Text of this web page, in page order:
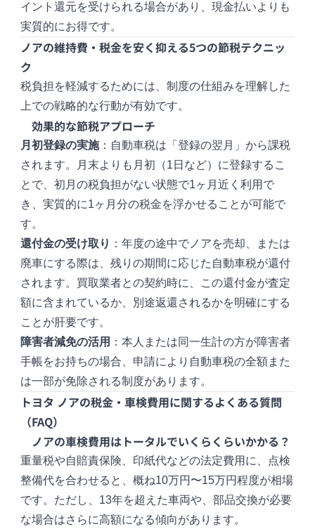
イント還元を受けられる場合があり、現金払いよりも
実質的にお得です。
ノアの維持費・税金を安く抑える5つの節税テクニッ
ク
税負担を軽減するためには、制度の仕組みを理解した
上での戦略的な行動が有効です。
効果的な節税アプローチ
月初登録の実施：自動車税は「登録の翌月」から課税
されます。月末よりも月初（1日など）に登録するこ
とで、初月の税負担がない状態で1ヶ月近く利用で
き、実質的に1ヶ月分の税金を浮かせることが可能で
す。
還付金の受け取り ：年度の途中でノアを売却、または
廃車にする際は、残りの期間に応じた自動車税が還付
されます。買取業者との契約時に、この還付金が査定
額に含まれているか、別途返還されるかを明確にする
ことが肝要です。
障害者減免の活用 ：本人または同一生計の方が障害者
手帳をお持ちの場合、申請により自動車税の全額また
は一部が免除される制度があります。
トヨタ ノアの税金・車検費用に関するよくある質問
（FAQ）
ノアの車検費用はトータルでいくらくらいかかる？
重量税や自賠責保険、印紙代などの法定費用に、点検
整備代を合わせると、概ね10万円〜15万円程度が相場
です。ただし、13年を超えた車両や、部品交換が必要
な場合はさらに高額になる傾向があります。